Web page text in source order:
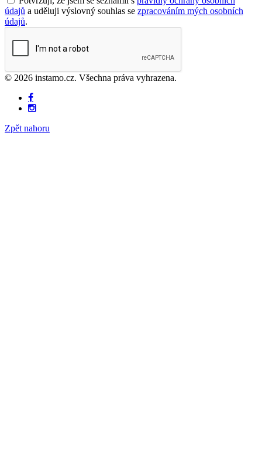
údajů a uděluji výslovný souhlas se zpracováním mých osobních
údajů.
© 2026 instamo.cz. Všechna práva vyhrazena.
Zpět nahoru